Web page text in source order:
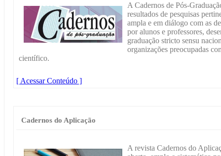
A Cadernos de Pós-
resultados de pesquisas
ampla e em diálogo com as
por alunos e professores,
graduação stricto sensu
organizações preocupadas
científico.
[ Acessar Conteúdo ]
Cadernos do Aplicação
A revista Cadernos do